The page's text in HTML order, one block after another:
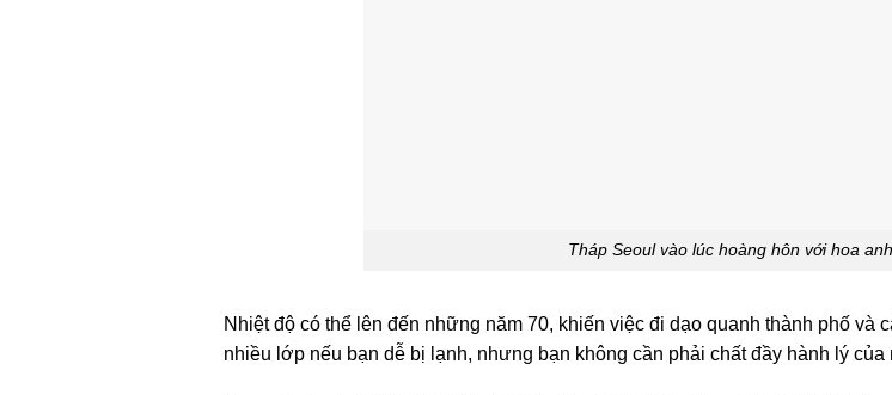
Tháp Seoul vào lúc hoàng hôn với hoa
Nhiệt độ có thể lên đến những năm 70, khiến việc đi dạo quanh thành phố và
nhiều lớp nếu bạn dễ bị lạnh, nhưng bạn không cần phải chất đầy hành lý